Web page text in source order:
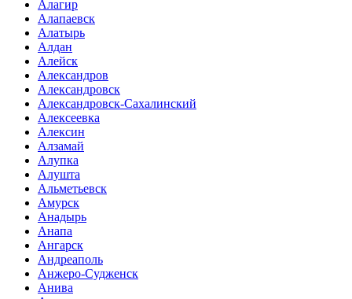
Алагир
Алапаевск
Алатырь
Алдан
Алейск
Александров
Александровск
Александровск-Сахалинский
Алексеевка
Алексин
Алзамай
Алупка
Алушта
Альметьевск
Амурск
Анадырь
Анапа
Ангарск
Андреаполь
Анжеро-Судженск
Анива